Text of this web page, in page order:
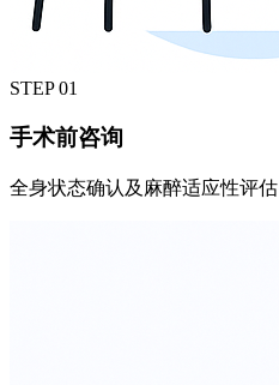
STEP01
手术前咨询
全身状态确认及麻醉适应性评估